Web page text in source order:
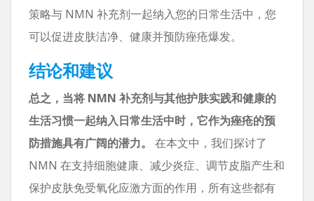
策略与 NMN 补充剂一起纳入您的日常生活中，您
可以促进皮肤洁净、健康并预防痤疮爆发。
结论和建议
总之，当将 NMN 补充剂与其他护肤实践和健康的
生活习惯一起纳入日常生活中时，它作为痤疮的预
防措施具有广阔的潜力。
在本文中，我们探讨了
NMN 在支持细胞健康、减少炎症、调节皮脂产生和
保护皮肤免受氧化应激方面的作用，所有这些都有